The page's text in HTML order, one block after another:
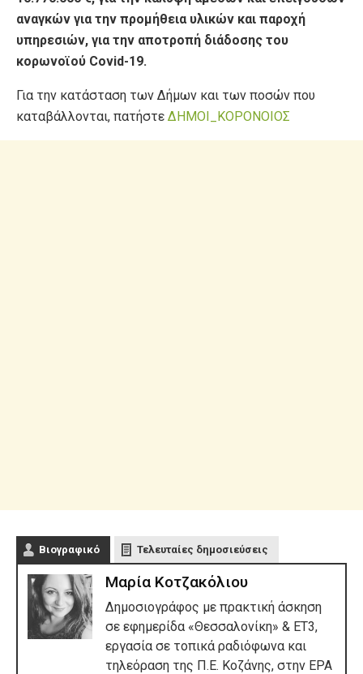
αναγκών για την προμήθεια υλικών και παροχή
υπηρεσιών, για την αποτροπή διάδοσης του
κορωνοϊού Covid-19.
Για την κατάσταση των Δήμων και των ποσών που
καταβάλλονται, πατήστε ΔΗΜΟΙ_ΚΟΡΟΝΟΙΟΣ
Βιογραφικό Τελευταίες δημοσιεύσεις
Μαρία Κοτζακόλιου
Δημοσιογράφος με πρακτική άσκηση
σε εφημερίδα «Θεσσαλονίκη» & ΕΤ3,
εργασία σε τοπικά ραδιόφωνα και
τηλεόραση της Π.Ε. Κοζάνης, στην ΕΡΑ